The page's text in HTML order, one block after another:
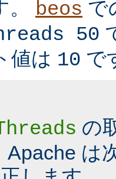
。 beos で
50
値は 10 で
の
Apache は